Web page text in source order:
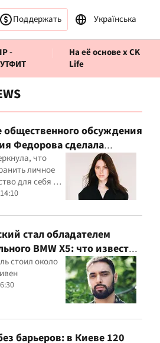
Поддержать Українська
-
На её основе x CK
Life
общественного обсуждения
Федорова сделала
заявление
что
личное
для себя и
стал обладателем
BMW X5: что известно
стоил около
барьеров: в Киеве 120